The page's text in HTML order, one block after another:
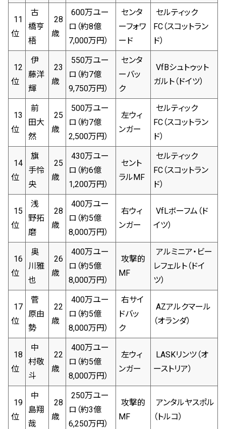
11
位
古
橋亨
梧
28
歳
600万ユー
ロ（約8億
7,000万円）
センタ
ーフォワ
ード
セルティック
FC（スコットラン
ド）
12
位
伊
藤洋
輝
23
歳
550万ユー
ロ（約7億
9,750万円）
センタ
ーバッ
ク
VfBシュトゥット
ガルト（ドイツ）
13
位
前
田大
然
25
歳
500万ユー
ロ（約7億
2,500万円）
左ウィ
ンガー
セルティック
FC（スコットラン
ド）
14
位
旗
手怜
央
25
歳
430万ユー
ロ（約6億
1,200万円）
セント
ラルMF
セルティック
FC（スコットラン
ド）
15
位
浅
野拓
磨
28
歳
400万ユー
ロ（約5億
8,000万円）
右ウィ
ンガー
VfLボーフム（ド
イツ）
16
位
奥
川雅
也
26
歳
400万ユー
ロ（約5億
8,000万円）
攻撃的
MF
アルミニア・ビー
レフェルト（ドイ
ツ）
17
位
菅
原由
勢
22
歳
400万ユー
ロ（約5億
8,000万円）
右サイ
ドバッ
ク
AZアルクマール
（オランダ）
18
位
中
村敬
斗
22
歳
400万ユー
ロ（約5億
8,000万円）
左ウィ
ンガー
LASKリンツ（オ
ーストリア）
19
位
中
島翔
哉
28
歳
250万ユー
ロ（約3億
6,250万円）
攻撃的
MF
アンタルヤスポル
（トルコ）